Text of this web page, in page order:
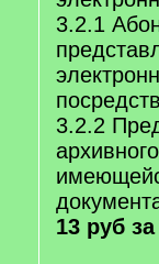
3.2.1
3.2.2
13 руб